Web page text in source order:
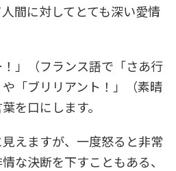
間に対してとても深い愛情
」（フランス語で「さあ行
「ブリリアント！」（素晴
を口にします。
えますが、一度怒ると非常
な決断を下すこともある、